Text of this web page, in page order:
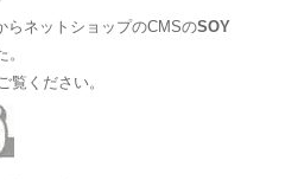
らネットショップのCMSのSOY
覧ください。